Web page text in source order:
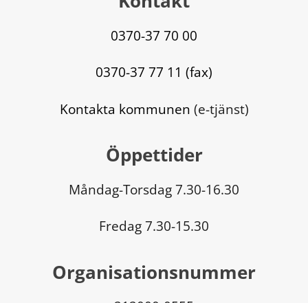
0370-37 70 00
0370-37 77 11 (fax)
Kontakta kommunen (e-tjänst)
Öppettider
Måndag-Torsdag 7.30-16.30
Fredag 7.30-15.30
Organisationsnummer